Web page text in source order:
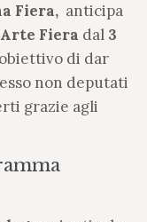
Fiera, anticipa
Arte Fiera dal 3
di dar
non deputati
grazie agli